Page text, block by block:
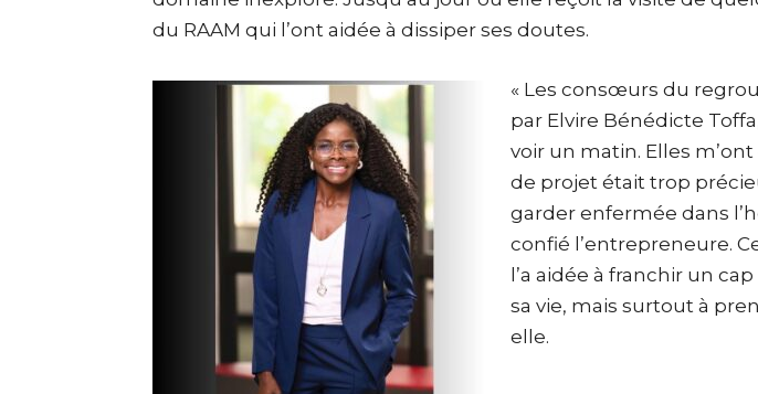
du RAAM qui l’ont aidée à dissiper ses doutes.
« Les consœurs du
par Elvire Bénédicte
voir un matin. Elles
de projet était trop
garder enfermée dans
confié l’entrepreneure.
l’a aidée à franchir un
sa vie, mais surtout à
elle.